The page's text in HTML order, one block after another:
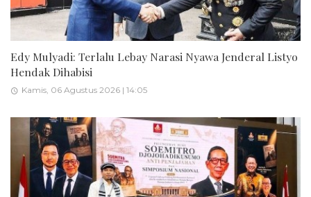
Edy Mulyadi: Terlalu Lebay Narasi Nyawa Jenderal Listyo
Hendak Dihabisi
Kamis, 06 Agustus 2026 | 14:05